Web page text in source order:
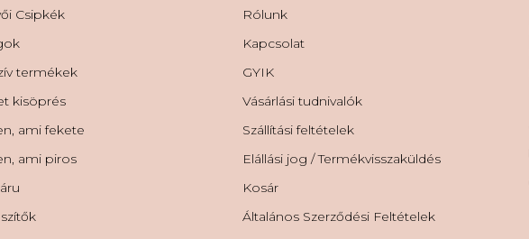
Csipkék
termékek
kisöprés
ami fekete
ami piros
Rólunk
Kapcsolat
GYIK
Vásárlási tudnivalók
Szállítási feltételek
Elállási jog / Termékvisszaküldés
Kosár
Általános Szerződési Feltételek